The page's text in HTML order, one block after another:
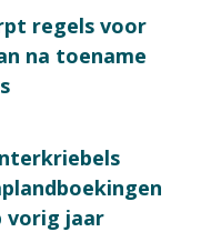
regels voor
na toename
vorig jaar